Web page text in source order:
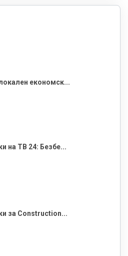
економск...
на ТВ 24: Безбе...
за Construction...